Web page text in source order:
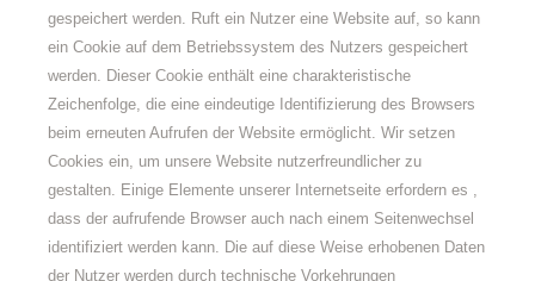
gespeichert werden. Ruft ein Nutzer eine Website auf, so kann
ein Cookie auf dem Betriebssystem des Nutzers gespeichert
werden. Dieser Cookie enthält eine charakteristische
Zeichenfolge, die eine eindeutige Identifizierung des Browsers
beim erneuten Aufrufen der Website ermöglicht. Wir setzen
Cookies ein, um unsere Website nutzerfreundlicher zu
gestalten. Einige Elemente unserer Internetseite erfordern es ,
dass der aufrufende Browser auch nach einem Seitenwechsel
identifiziert werden kann. Die auf diese Weise erhobenen Daten
der Nutzer werden durch technische Vorkehrungen